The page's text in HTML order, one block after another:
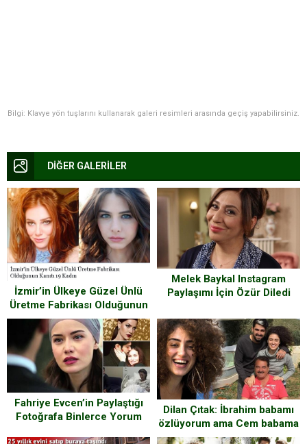
Bilgi: Klavye yön tuşlarını kullanarak galeri resimleri arasında geçiş yapabilirsiniz.
DİĞER GALERİLER
İzmir’in Ülkeye Güzel Ünlü
Üretme Fabrikası Olduğunun
Kanıtı 19 Kadın
Melek Baykal Instagram
Paylaşımı İçin Özür Diledi
Fahriye Evcen’in Paylaştığı
Fotoğrafa Binlerce Yorum
Dilan Çıtak: İbrahim babamı
özlüyorum ama Cem babama
ihanet edemem